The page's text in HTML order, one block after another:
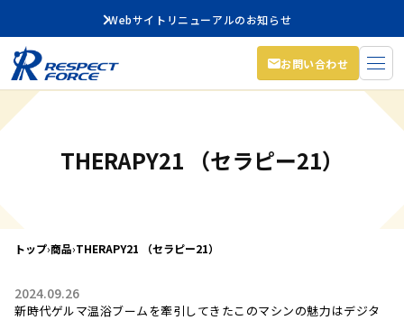
Webサイトリニューアルのお知らせ
お問い合わせ
THERAPY21 （セラピー21）
トップ›商品›THERAPY21 （セラピー21）
2024.09.26
新時代ゲルマ温浴ブームを牽引してきたこのマシンの魅力はデジタ